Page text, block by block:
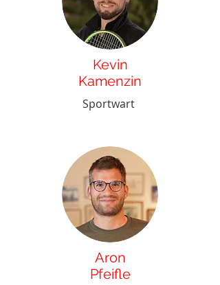
Kevin
Kamenzin
Sportwart
Aron
Pfeifle